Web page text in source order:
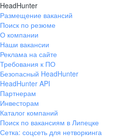
HeadHunter
Размещение вакансий
Поиск по резюме
О компании
Наши вакансии
Реклама на сайте
Требования к ПО
Безопасный HeadHunter
HeadHunter API
Партнерам
Инвесторам
Каталог компаний
Поиск по вакансиям в Липецке
Сетка: соцсеть для нетворкинга